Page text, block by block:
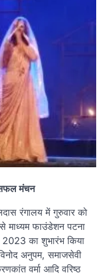
सफल मंचन
रंगालय में गुरुवार को
माध्यम फाउंडेशन पटना
2023 का शुभारंभ किया
अनुपम, समाजसेवी
वर्मा आदि वरिष्ठ